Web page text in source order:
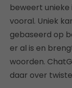
beweert
vooral. Uniek
gebaseerd op
er al is en
woorden.
daar over